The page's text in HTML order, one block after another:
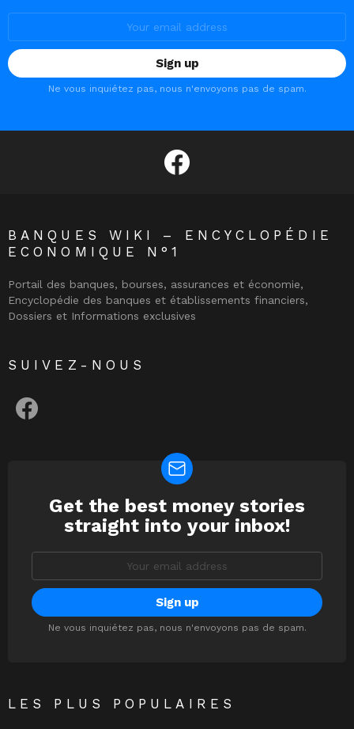
Ne vous inquiétez pas, nous n'envoyons pas de spam.
facebook
BANQUES WIKI – ENCYCLOPÉDIE
ECONOMIQUE N°1
Portail des banques, bourses, assurances et économie,
Encyclopédie des banques et établissements financiers,
Dossiers et Informations exclusives
SUIVEZ-NOUS
NEWSLETTER
Get the best money stories
straight into your inbox!
Ne vous inquiétez pas, nous n'envoyons pas de spam.
LES PLUS POPULAIRES